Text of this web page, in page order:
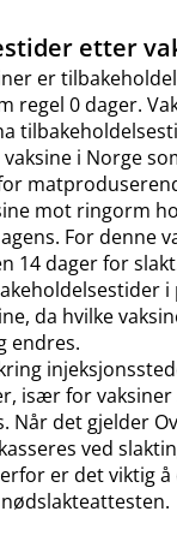
etter
er
regel 0 dager.
i Norge
mot ringorm
For denne
14 dager for
da hvilke
endres.
især for
Når det gjelder
ved
er det viktig å